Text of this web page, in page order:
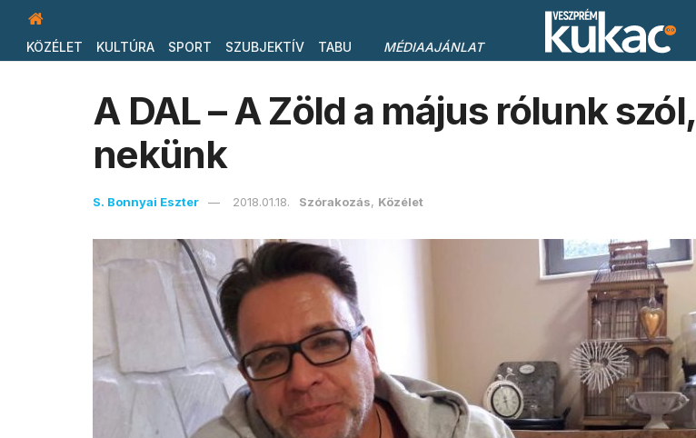
KÖZÉLET KULTÚRA SPORT SZUBJEKTÍV TABU MÉDIAAJÁNLAT
A DAL – A Zöld a május rólunk szól,
nekünk
S. Bonnyai Eszter 2018.01.18. Szórakozás, Közélet